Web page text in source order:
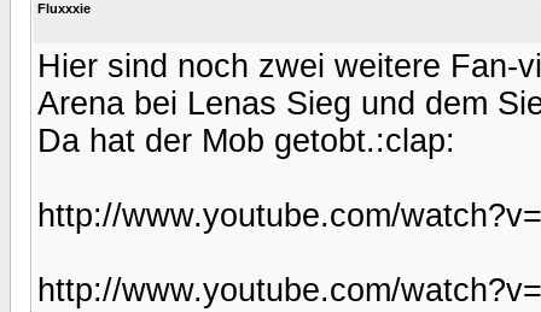
Fluxxxie
Hier sind noch zwei weitere Fan-
Arena bei Lenas Sieg und dem
Da hat der Mob getobt.:clap:
http://www.youtube.com/
http://www.youtube.com/